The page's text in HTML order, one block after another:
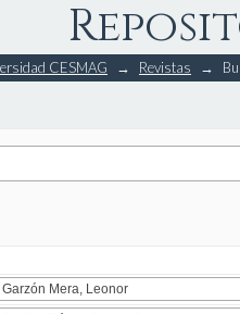
CESMAG → Revistas →